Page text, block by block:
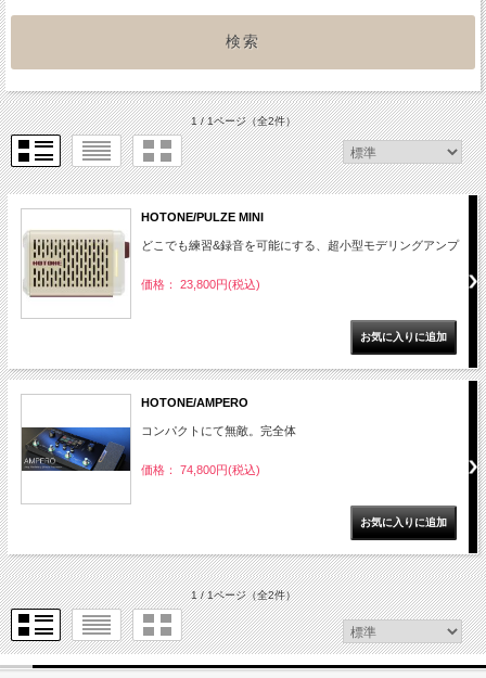
1 / 1ページ（全2件）
HOTONE/PULZE MINI
どこでも練習&録音を可能にする、超小型モデリングアンプ
価格： 23,800円(税込)
HOTONE/AMPERO
コンパクトにて無敵。完全体
価格： 74,800円(税込)
1 / 1ページ（全2件）